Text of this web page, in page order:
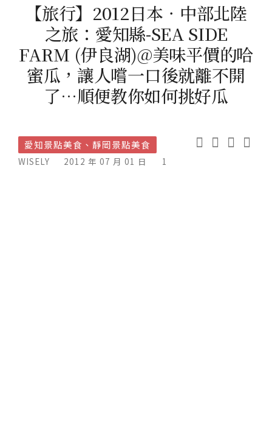
【旅行】2012日本．中部北陸
之旅：愛知縣-SEA SIDE
FARM (伊良湖)@美味平價的哈
蜜瓜，讓人嚐一口後就離不開
了…順便教你如何挑好瓜
愛知景點美食、靜岡景點美食
WISELY 2012 年 07 月 01 日 1